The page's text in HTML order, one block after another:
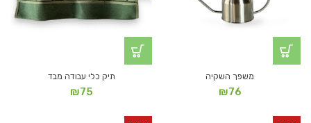
משפך השקיה
₪76
תיק כלי עבודה מבד
₪75